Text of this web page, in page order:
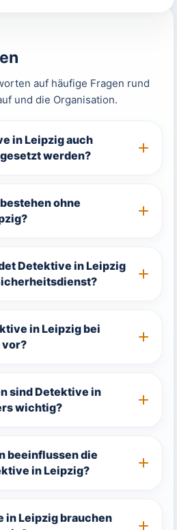
auf häufige Fragen rund
und die Organisation.
in Leipzig auch
werden?
ohne
Detektive in Leipzig
in Leipzig bei
sind Detektive in
wichtig?
beeinflussen die
in Leipzig?
in Leipzig brauchen